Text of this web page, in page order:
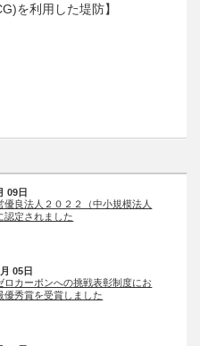
を利用した堤防】
09日
優良法人２０２２（中小規模法人
認定されました
05日
ロカーボンへの挑戦表彰制度にお
優秀賞を受賞しました